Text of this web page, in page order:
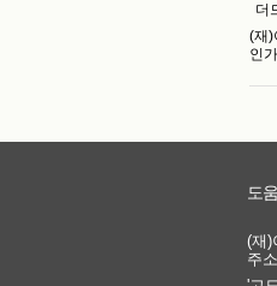
더
(재)
인
도
(재)
주